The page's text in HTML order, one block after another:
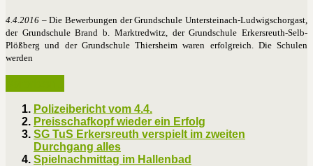
4.4.2016 – Die Bewerbungen der Grundschule Untersteinach-Ludwigschorgast,
der Grundschule Brand b. Marktredwitz, der Grundschule Erkersreuth-Selb-
Plößberg und der Grundschule Thiersheim waren erfolgreich. Die Schulen
werden
Polizeibericht vom 4.4.
Preisschafkopf wieder ein Erfolg
SG TuS Erkersreuth verspielt im zweiten
Durchgang alles
Spielnachmittag im Hallenbad